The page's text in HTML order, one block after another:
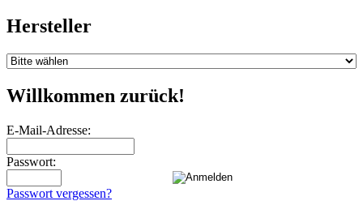
Hersteller
Willkommen zurück!
E-Mail-Adresse:
Passwort:
Passwort vergessen?